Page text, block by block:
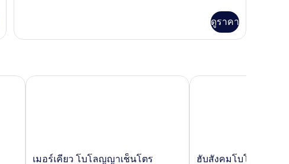
Suite
Bed
ดูราคา
เม
เมอร์เคียว โบโลญญาเช็นโตร
เมอร์เคียว โบโลญญาเช็นโตร
ฮับ
ฮับสังคมโบโลญญา
ฮับสังคมโบโลญญา